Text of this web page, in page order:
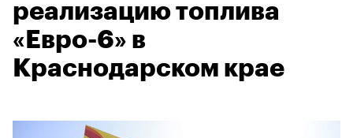
реализацию топлива
«Евро-6» в
Краснодарском крае